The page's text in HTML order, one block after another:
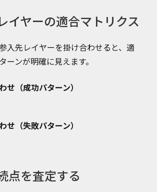
ヤーの適合マトリクス
入先レイヤーを掛け合わせると、適
ーンが明確に見えます。
せ（成功パターン）
せ（失敗パターン）
点を査定する